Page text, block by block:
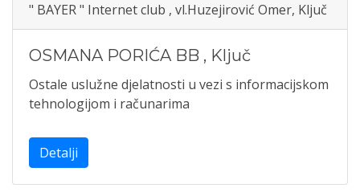
" BAYER " Internet club , vl.Huzejirović Omer, Ključ
OSMANA PORIĆA BB , Ključ
Ostale uslužne djelatnosti u vezi s informacijskom
tehnologijom i računarima
Detalji